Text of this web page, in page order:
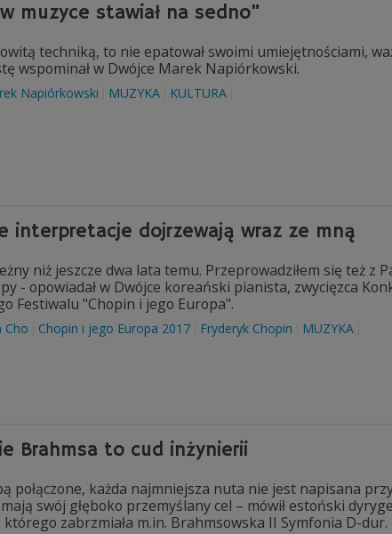
muzyce stawiał na sedno"
techniką, to nie epatował swoimi umiejętnościami,
wspominał w Dwójce Marek Napiórkowski.
Napiórkowski MUZYKA KULTURA
interpretacje dojrzewają wraz ze mną
niż jeszcze dwa lata temu. Przeprowadziłem się też z
- opowiadał w Dwójce koreański pianista, zwycięzca
Festiwalu "Chopin i jego Europa".
Cho Chopin i jego Europa 2017 Fryderyk Chopin MUZYKA
Brahmsa to cud inżynierii
połączone, każda najmniejsza nuta nie jest napisana
swój głęboko przemyślany cel – mówił estoński
zabrzmiała m.in. Brahmsowska II Symfonia D-dur.